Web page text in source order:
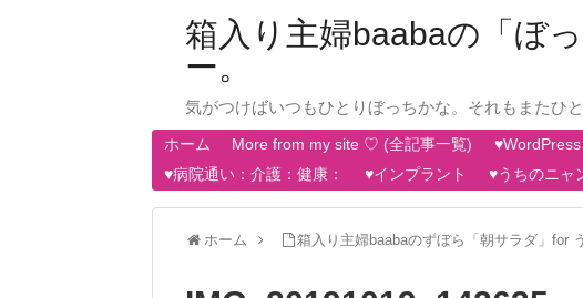
箱入り主婦baabaの「ぼ
ー。
気がつけばいつもひとりぼっちかな。それもまたひと
ホーム More from my site ♡ (全記事一覧)
♥病院通い：介護：健康：
♥インプラント ♥うちのニャ
ホーム 箱入り主婦baabaのずぼら「朝サラダ」for